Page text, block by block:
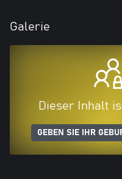
Galerie
Dieser Inhalt
GEBEN SIE IHR